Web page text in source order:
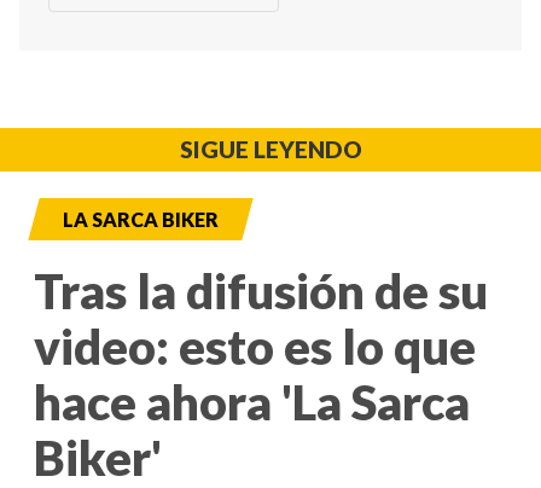
SIGUE LEYENDO
LA SARCA BIKER
Tras la difusión de su
video: esto es lo que
hace ahora 'La Sarca
Biker'